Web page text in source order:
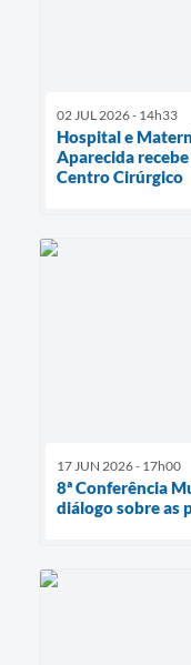
02 JUL 2026 - 14h33
Hospital e
Aparecida
Centro Cirúrgico
17 JUN 2026 - 17h00
8ª Conferência
diálogo sobre as